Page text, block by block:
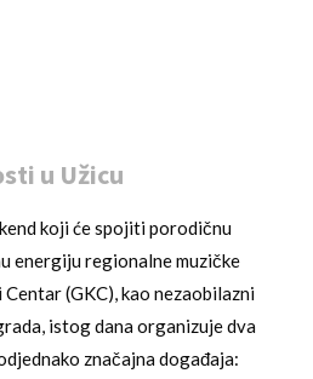
u Užicu
koji će spojiti porodičnu
energiju regionalne muzičke
(GKC), kao nezaobilazni
istog dana organizuje dva
značajna događaja: